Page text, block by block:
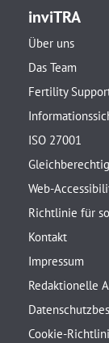
inviTRA
Über uns
Das Team
Fertility
ISO 27001
Web-
Richtlinie für
Kontakt
Impressum
Redaktionelle
Cookie-